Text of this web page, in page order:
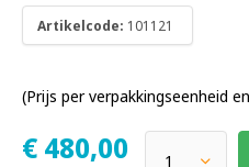
Artikelcode: 101121
(Prijs per verpakkingseenheid
€ 480,00